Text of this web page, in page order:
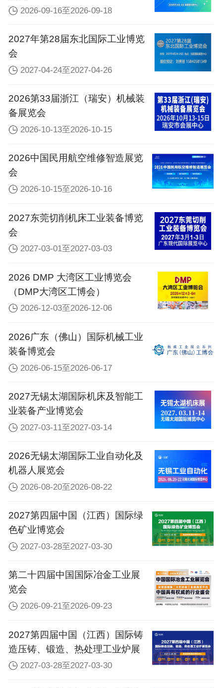
2026-09-16至2026-09-18
2027年第28届东北国际工业博览
会
2027-04-24至2027-04-26
2026第33届浙江（瑞安）机械装
备展览会
2026-10-13至2026-10-15
2026中国民用航空维修智造展览
会
2026-10-15至2026-10-16
2027东莞切削机床工业装备博览
会
2027-03-01至2027-03-03
2026 DMP 大湾区工业博览会
（DMP大湾区工博会）
2026-12-03至2026-12-06
2026广东（佛山）国际机械工业
装备博览会
2026-06-15至2026-06-17
2027无锡太湖国际机床及智能工
业装备产业博览会
2027-03-11至2027-03-14
2026无锡太湖国际工业自动化及
机器人展览会
2026-08-20至2026-08-22
2027第四届中国（江西）国际绿
色矿业博览会
2027-03-28至2027-03-30
第二十四届中国国际冶金工业展
览会
2026-09-21至2026-09-23
2027第四届中国（江西）国际铸
造压铸、锻造、热处理工业炉展
览会2027-03-28至2027-03-30